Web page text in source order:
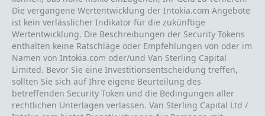
Die vergangene Wertentwicklung der Intokia.com Angebote
ist kein verlässlicher Indikator für die zukünftige
Wertentwicklung. Die Beschreibungen der Security Tokens
enthalten keine Ratschläge oder Empfehlungen von oder im
Namen von Intokia.com oder/und Van Sterling Capital
Limited. Bevor Sie eine Investitionsentscheidung treffen,
sollten Sie sich auf Ihre eigene Beurteilung des
betreffenden Security Token und die Bedingungen aller
rechtlichen Unterlagen verlassen. Van Sterling Capital Ltd /